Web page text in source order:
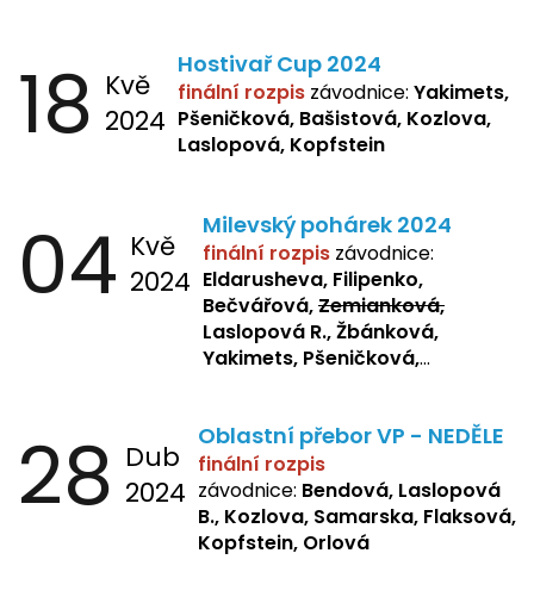
18 Kvě
2024
Hostivař Cup 2024
finální rozpis závodnice: Yakimets,
Pšeničková, Bašistová, Kozlova,
Laslopová, Kopfstein
04 Kvě
2024
Milevský pohárek 2024
finální rozpis závodnice:
Eldarusheva, Filipenko,
Bečvářová,Zemianková,
Laslopová R., Žbánková,
Yakimets, Pšeničková,
28 Dub
2024
Oblastní přebor VP - NEDĚLE
finální rozpis
závodnice: Bendová, Laslopová
B., Kozlova, Samarska, Flaksová,
Kopfstein, Orlová